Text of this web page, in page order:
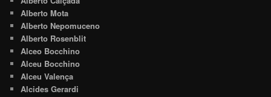
Alberto Mota
Alberto Nepomuceno
Alberto Rosenblit
Alceo Bocchino
Alceu Bocchino
Alceu Valença
Alcides Gerardi